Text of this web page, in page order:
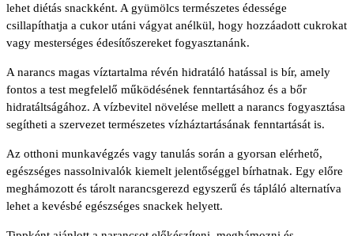
lehet diétás snackként. A gyümölcs természetes édessége
csillapíthatja a cukor utáni vágyat anélkül, hogy hozzáadott cukrokat
vagy mesterséges édesítőszereket fogyasztanánk.
A narancs magas víztartalma révén hidratáló hatással is bír, amely
fontos a test megfelelő működésének fenntartásához és a bőr
hidratáltságához. A vízbevitel növelése mellett a narancs fogyasztása
segítheti a szervezet természetes vízháztartásának fenntartását is.
Az otthoni munkavégzés vagy tanulás során a gyorsan elérhető,
egészséges nassolnivalók kiemelt jelentőséggel bírhatnak. Egy előre
meghámozott és tárolt narancsgerezd egyszerű és tápláló alternatíva
lehet a kevésbé egészséges snackek helyett.